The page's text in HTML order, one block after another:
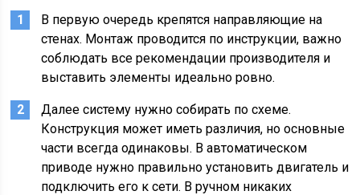
В первую очередь крепятся направляющие на
стенах. Монтаж проводится по инструкции, важно
соблюдать все рекомендации производителя и
выставить элементы идеально ровно.
Далее систему нужно собирать по схеме.
Конструкция может иметь различия, но основные
части всегда одинаковы. В автоматическом
приводе нужно правильно установить двигатель и
подключить его к сети. В ручном никаких